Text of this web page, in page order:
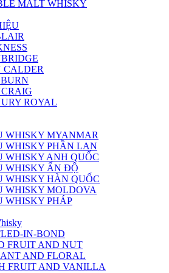
MALT WHISKY
CALDER
ROYAL
WHISKY MYANMAR
WHISKY PHẦN LAN
WHISKY ANH QUỐC
WHISKY ẤN ĐỘ
WHISKY HÀN QUỐC
WHISKY MOLDOVA
WHISKY PHÁP
IN-BOND
FRUIT AND NUT
AND FLORAL
FRUIT AND VANILLA